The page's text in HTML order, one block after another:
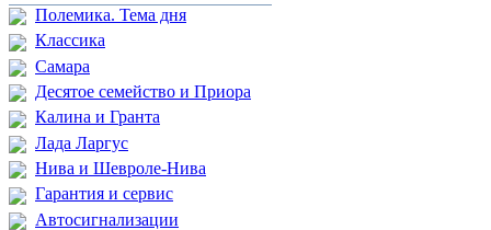
Полемика. Тема дня
Классика
Самара
Десятое семейство и Приора
Калина и Гранта
Лада Ларгус
Нива и Шевроле-Нива
Гарантия и сервис
Автосигнализации